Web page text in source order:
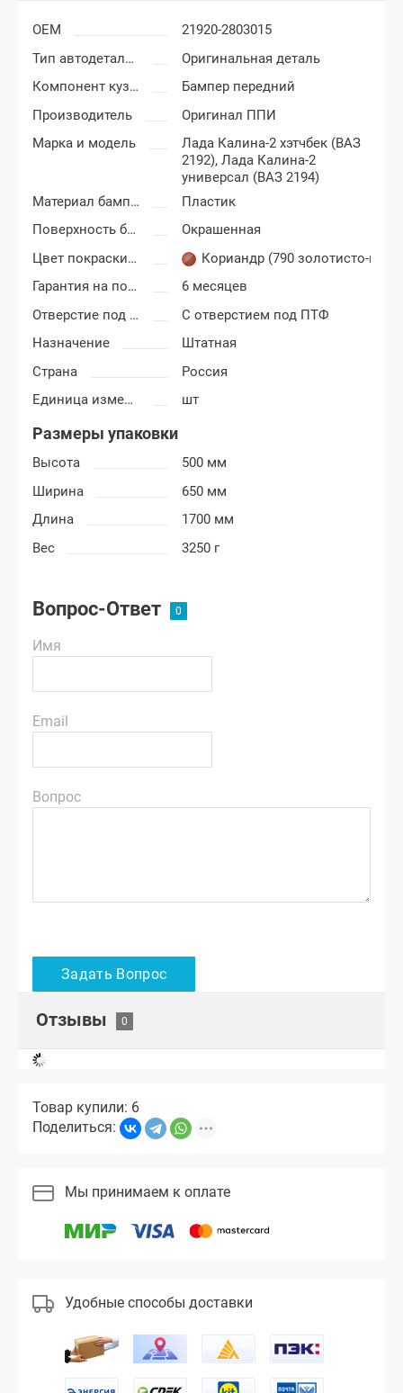
OEM
21920-2803015
Тип автодеталей
Оригинальная деталь
Компонент кузова
Бампер передний
Производитель
Оригинал ППИ
Марка и модель
Лада Калина-2 хэтчбек (ВАЗ
2192),Лада Калина-2
универсал (ВАЗ 2194)
Материал бампера
Пластик
Поверхность бампера
Окрашенная
Цвет покраски Лада Калина-2
Кориандр (790 золотисто-
Гарантия на покраску
6 месяцев
Отверстие под ПТФ
С отверстием под ПТФ
Назначение
Штатная
Страна
Россия
Единица измерения
шт
Размеры упаковки
Высота
500 мм
Ширина
650 мм
Длина
1700 мм
Вес
3250 г
Вопрос-Ответ
Имя
Email
Вопрос
Отзывы
Товар купили: 6
Поделиться:
Мы принимаем к оплате
Удобные способы доставки